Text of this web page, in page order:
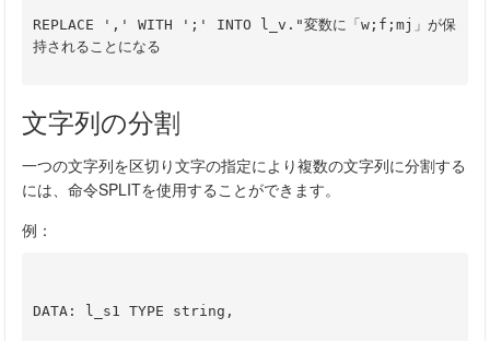
REPLACE ',' WITH ';' INTO l_v."変数に「w;f;mj」が保
持されることになる
文字列の分割
一つの文字列を区切り文字の指定により複数の文字列に分割する
には、命令SPLITを使用することができます。
例：
DATA: l_s1 TYPE string,